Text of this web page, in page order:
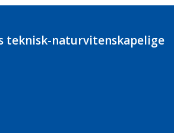
teknisk-naturvitenskapelige